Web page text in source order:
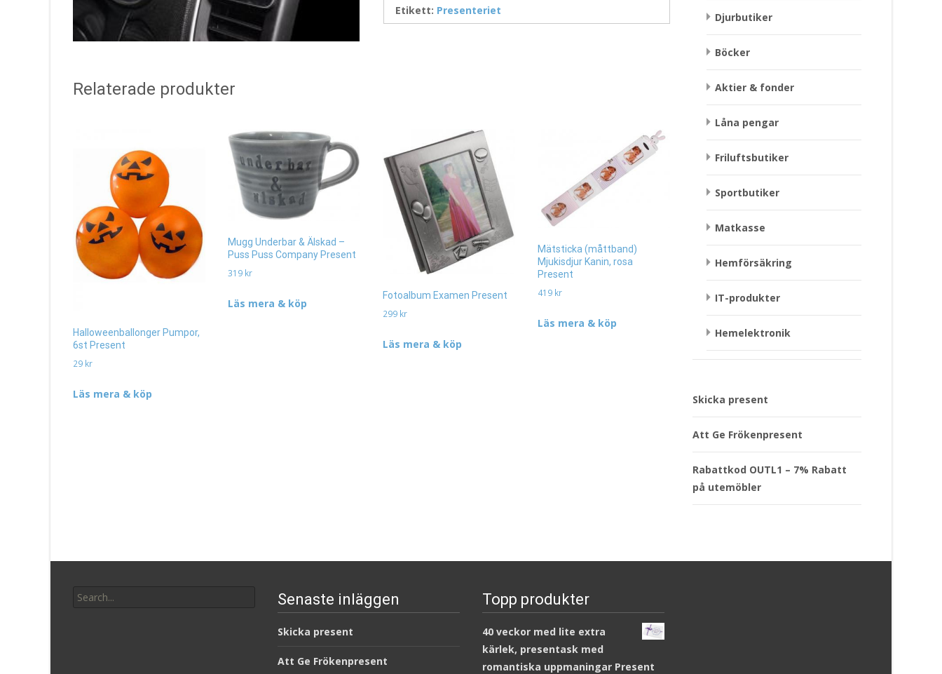
Etikett: Presenteriet
Relaterade produkter
Halloweenballonger Pumpor,
6st Present
29 kr
Läs mera & köp
Mugg Underbar & Älskad –
Puss Puss Company Present
319 kr
Läs mera & köp
Fotoalbum Examen Present
299 kr
Läs mera & köp
Mätsticka (måttband)
Mjukisdjur Kanin, rosa
Present
419 kr
Läs mera & köp
599kr
Djurbutiker
Böcker
Aktier & fonder
Låna pengar
Friluftsbutiker
Sportbutiker
Matkasse
Hemförsäkring
IT-produkter
Hemelektronik
Skicka present
Att Ge Frökenpresent
Rabattkod OUTL1 – 7% Rabatt
på utemöbler
for:
Senaste inläggen
Skicka present
Att Ge Frökenpresent
Topp produkter
40 veckor med lite extra
kärlek, presentask med
romantiska uppmaningar Present